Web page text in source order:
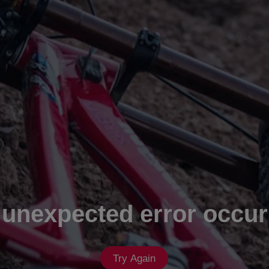
error
Try Again